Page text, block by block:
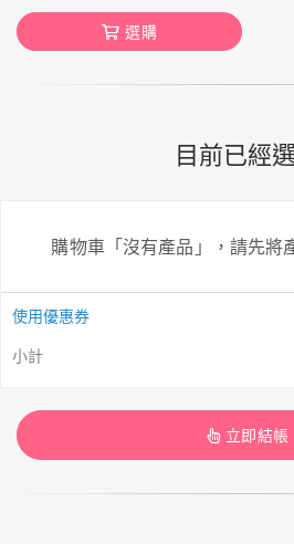
選購
目前已經
購物車「沒有產品」，請先將
使用優惠券
小計
立即結帳